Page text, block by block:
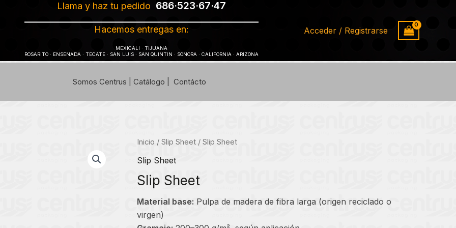
Llama y haz tu pedido 686·523·67·47
Hacemos entregas en:
MEXICALI · TIJUANA
ROSARITO · ENSENADA · TECATE · SAN LUIS · SAN QUINTIN · SONORA · CALIFORNIA · ARIZONA
Acceder / Registrarse
Somos Centrus Catálogo Contácto
Inicio /Slip Sheet / Slip Sheet
Slip Sheet
Slip Sheet
Material base: Pulpa de madera de fibra larga (origen reciclado o
virgen)